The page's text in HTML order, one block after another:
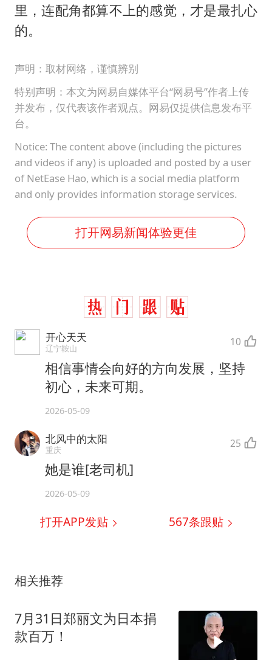
里，连配角都算不上的感觉，才是最扎心
的。
声明：取材网络，谨慎辨别
特别声明：本文为网易自媒体平台“网易号”作者上传
并发布，仅代表该作者观点。网易仅提供信息发布平
台。
Notice: The content above (including the pictures
and videos if any) is uploaded and posted by a user
of NetEase Hao, which is a social media platform
and only provides information storage services.
打开网易新闻体验更佳
开心天天
辽宁鞍山 10
相信事情会向好的方向发展，坚持
初心，未来可期。
2026-05-09
北风中的太阳
重庆 25
她是谁[老司机]
2026-05-09
打开APP发贴 567条跟贴
相关推荐
7月31日郑丽文为日本捐
款百万！